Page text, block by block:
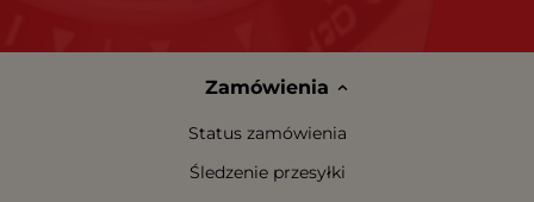
Zamówienia
Status zamówienia
Śledzenie przesyłki